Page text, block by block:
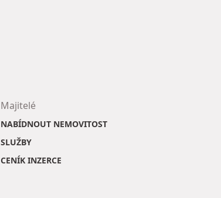
Majitelé
NABÍDNOUT NEMOVITOST
SLUŽBY
CENÍK INZERCE